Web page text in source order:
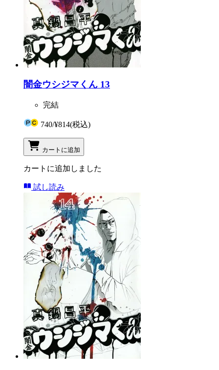
闇金ウシジマくん 13
完結
740/¥814(税込)
カートに追加
カートに追加しました
試し読み